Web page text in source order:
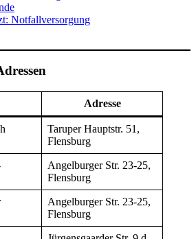
Notfallversorgung
Adresse
Taruper Hauptstr. 51,
Flensburg
Angelburger Str. 23-25,
Flensburg
Angelburger Str. 23-25,
Flensburg